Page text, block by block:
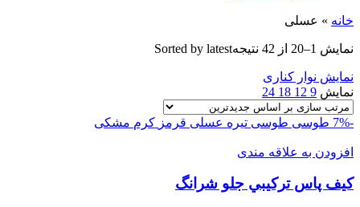
خانه » عسلی
نمایش 1–20 از 42 نتیجه Sorted by latest
نمایش نوار کناری
نمایش 9
12
18
24
-7% طوسی طوسی تیره عسلی قرمز کرم مشکی
افزودن به علاقه مندی
کیف پاس ترکيبي جلو شرانگ